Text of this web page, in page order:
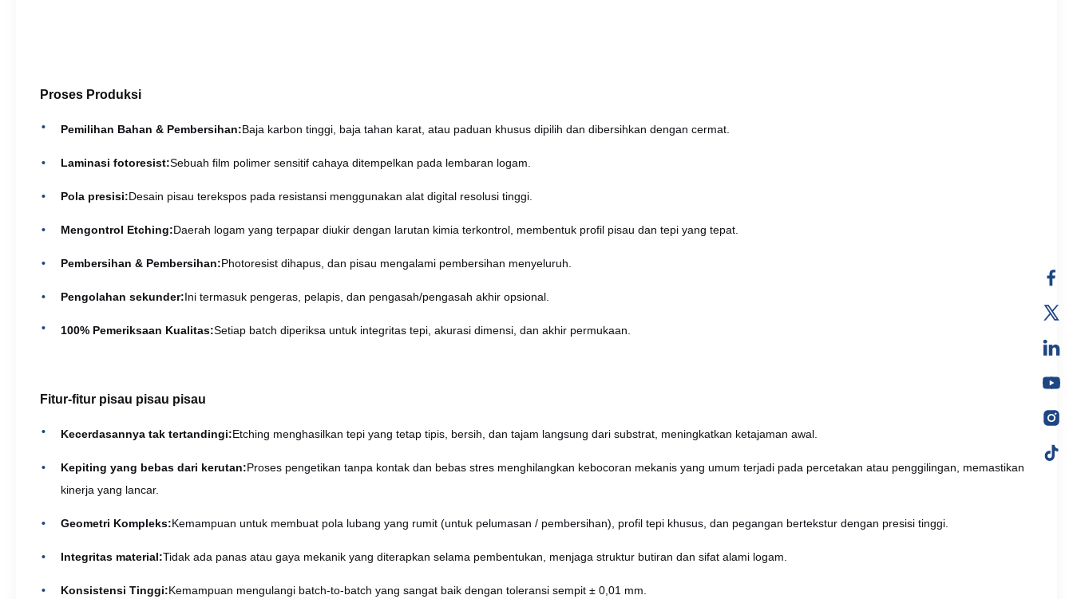
Proses Produksi
Pemilihan Bahan & Pembersihan:Baja karbon tinggi, baja tahan karat, atau paduan khusus dipilih dan dibersihkan dengan cermat.
Laminasi fotoresist:Sebuah film polimer sensitif cahaya ditempelkan pada lembaran logam.
Pola presisi:Desain pisau terekspos pada resistansi menggunakan alat digital resolusi tinggi.
Mengontrol Etching:Daerah logam yang terpapar diukir dengan larutan kimia terkontrol, membentuk profil pisau dan tepi yang tepat.
Pembersihan & Pembersihan:Photoresist dihapus, dan pisau mengalami pembersihan menyeluruh.
Pengolahan sekunder:Ini termasuk pengeras, pelapis, dan pengasah/pengasah akhir opsional.
100% Pemeriksaan Kualitas:Setiap batch diperiksa untuk integritas tepi, akurasi dimensi, dan akhir permukaan.
Fitur-fitur pisau pisau pisau
Kecerdasannya tak tertandingi:Etching menghasilkan tepi yang tetap tipis, bersih, dan tajam langsung dari substrat, meningkatkan ketajaman awal.
Kepiting yang bebas dari kerutan:Proses pengetikan tanpa kontak dan bebas stres menghilangkan kebocoran mekanis yang umum terjadi pada percetakan atau penggilingan, memastikan
kinerja yang lancar.
Geometri Kompleks:Kemampuan untuk membuat pola lubang yang rumit (untuk pelumasan / pembersihan), profil tepi khusus, dan pegangan bertekstur dengan presisi tinggi.
Integritas material:Tidak ada panas atau gaya mekanik yang diterapkan selama pembentukan, menjaga struktur butiran dan sifat alami logam.
Konsistensi Tinggi:Kemampuan mengulangi batch-to-batch yang sangat baik dengan toleransi sempit ± 0,01 mm.